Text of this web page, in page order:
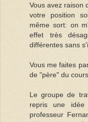
Vous avez raison
votre position
même sort: on
effet très
différentes sans
Vous me faites
de "père" du
Le groupe de
repris une
professeur